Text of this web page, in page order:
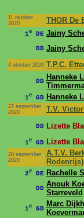
11 oktober
2020
THOR De
1e DE Jainy
DD Jainy
4 oktober 2020 T.P.C.
DD Hanneke
1e GD Hanneke
27 september
2020
T.V.
DD Lizette
1e GD Lizette
20 september
2020
A.T.V.
Rodenrijs)
2e DE Rachelle
DD Anouk
Starreveld
1e GD
Marc